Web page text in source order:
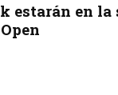
estarán en la